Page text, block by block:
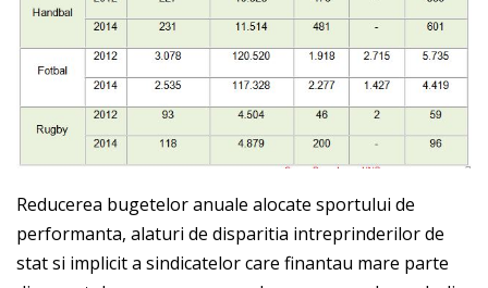
Reducerea bugetelor anuale alocate sportului de
performanta, alaturi de disparitia intreprinderilor de
stat si implicit a sindicatelor care finantau mare parte